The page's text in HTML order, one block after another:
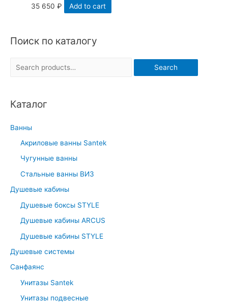
Поиск по каталогу
r
h
:
Search
Каталог
Ванны
Акриловые ванны Santek
Чугунные ванны
Стальные ванны ВИЗ
Душевые кабины
Душевые боксы STYLE
Душевые кабины ARCUS
Душевые кабины STYLE
Душевые системы
Санфаянс
Унитазы Santek
Унитазы подвесные
35 650₽ Add to cart